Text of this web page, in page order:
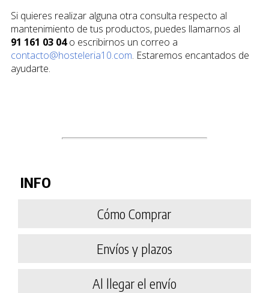
Si quieres realizar alguna otra consulta respecto al
mantenimiento de tus productos, puedes llamarnos al
91 161 03 04o escribirnos un correo a
contacto@hosteleria10.com. Estaremos encantados de
ayudarte.
INFO
Cómo Comprar
Envíos y plazos
Al llegar el envío